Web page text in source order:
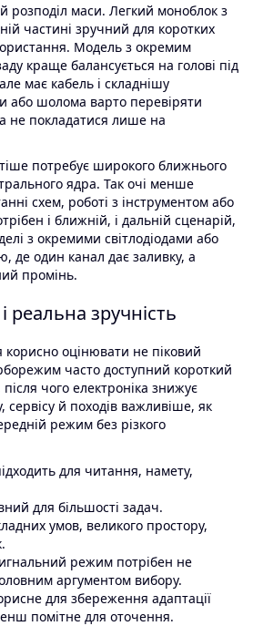
розподіл маси. Легкий моноблок з
частині зручний для коротких
Модель з окремим
краще балансується на голові під
має кабель і складнішу
або шолома варто перевіряти
а не покладатися лише на
потребує широкого ближнього
ядра. Так очі менше
схем, роботі з інструментом або
і ближній, і дальній сценарій,
з окремими світлодіодами або
де один канал дає заливку, а
промінь.
реальна зручність
корисно оцінювати не піковий
часто доступний короткий
чого електроніка знижує
сервісу й походів важливіше, як
режим без різкого
для читання, намету,
для більшості задач.
умов, великого простору,
режим потрібен не
аргументом вибору.
для збереження адаптації
помітне для оточення.